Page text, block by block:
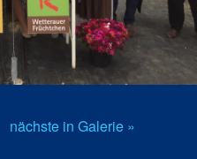
nächste in Galerie »